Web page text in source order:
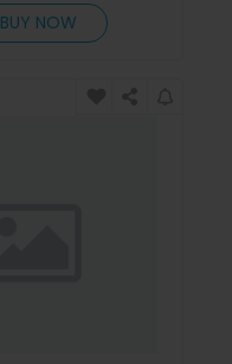
BUY NOW